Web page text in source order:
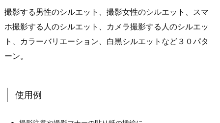
撮影する男性のシルエット、撮影女性のシルエット、スマ
ホ撮影する人のシルエット、カメラ撮影する人のシルエッ
ト、カラーバリエーション、白黒シルエットなど３０パタ
ーン。
使用例